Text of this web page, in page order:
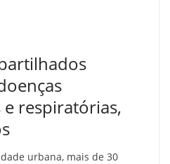
respiratórias,
urbana, mais de 30